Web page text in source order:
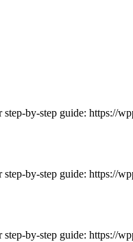
by-step guide: https://
by-step guide: https://
by-step guide: https://